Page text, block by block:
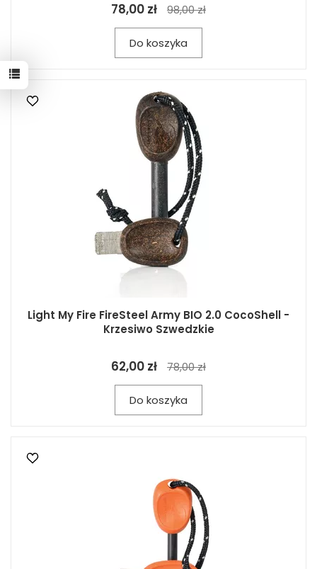
78,00 zł 98,00 zł
Do koszyka
Light My Fire FireSteel Army BIO 2.0 CocoShell -
Krzesiwo Szwedzkie
62,00 zł 78,00 zł
Do koszyka